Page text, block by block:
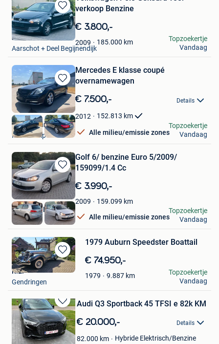
Bewaren
in
Mijn
Favorieten
verkoop Benzine
€ 3.800,-
2009 185.000 km
Jacob
Aarschot + Deel Begijnendijk
Topzoekertje
Vandaag
Bewaren
in
Mijn
Favorieten
Mercedes E klasse coupé
overnamewagen
€ 7.500,- Details
2012 152.813 km
Alle milieu/emissie zones
VDE-Trading
Koolskamp
Topzoekertje
Vandaag
Bewaren
in
Mijn
Favorieten
Golf 6/ benzine Euro 5/2009/
159099/1.4 Cc
€ 3.990,-
2009 159.099 km
Alle milieu/emissie zones
Universeel Auto's
Herentals
Topzoekertje
Vandaag
Bewaren
in
1979 Auburn Speedster Boattail
€ 74.950,-
1979 9.887 km
R.E.
Gendringen
Topzoekertje
Vandaag
Bewaren
in
Mijn
Favorieten
Audi Q3 Sportback 45 TFSI e 82k KM
€ 20.000,- Details
82.000 km
Hybride Elektrisch/Benzine